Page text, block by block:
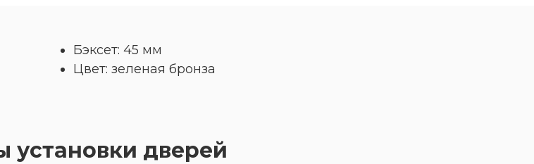
Бэксет: 45 мм
Цвет: зеленая бронза
установки дверей